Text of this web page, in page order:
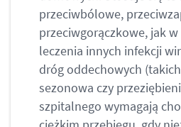
przeciwbólowe,
przeciwgorączkowe, jak
leczenia innych infekcji
dróg oddechowych
sezonowa czy
szpitalnego wymagają